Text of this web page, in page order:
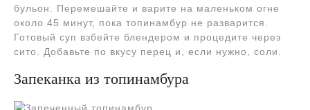
бульон. Перемешайте и варите на маленьком огне
около 45 минут, пока топинамбур не разварится.
Готовый суп взбейте блендером и процедите через
сито. Добавьте по вкусу перец и, если нужно, соли.
Запеканка из топинамбура